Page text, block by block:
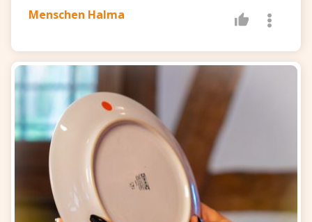
Menschen Halma